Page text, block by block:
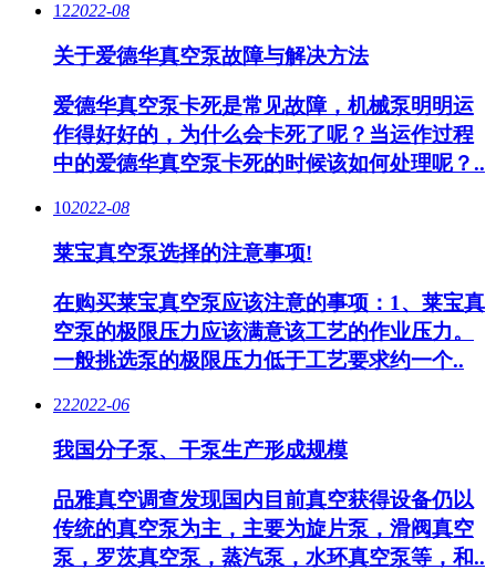
122022-08
关于爱德华真空泵故障与解决方法
爱德华真空泵卡死是常见故障，机械泵明明运
作得好好的，为什么会卡死了呢？当运作过程
中的爱德华真空泵卡死的时候该如何处理呢？..
102022-08
莱宝真空泵选择的注意事项!
在购买莱宝真空泵应该注意的事项：1、莱宝真
空泵的极限压力应该满意该工艺的作业压力。
一般挑选泵的极限压力低于工艺要求约一个..
222022-06
我国分子泵、干泵生产形成规模
品雅真空调查发现国内目前真空获得设备仍以
传统的真空泵为主，主要为旋片泵，滑阀真空
泵，罗茨真空泵，蒸汽泵，水环真空泵等，和..